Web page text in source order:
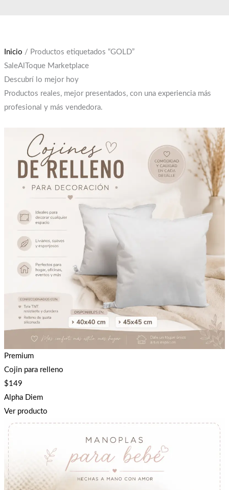
Inicio / Productos etiquetados “GOLD”
SaleAlToque Marketplace
Descubrí lo mejor hoy
Productos reales, mejor presentados, con una experiencia más
profesional y más vendedora.
Premium
Cojin para relleno
$149
Alpha Diem
Ver producto
era:
$12,000.
es:
$10,000.